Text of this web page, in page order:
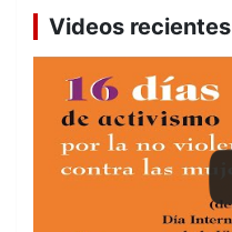
Videos recientes